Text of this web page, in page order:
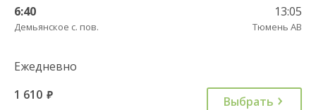
6:40
Демьянское с. пов.
13:05
Тюмень АВ
Ежедневно
1 610 руб. Выбрать